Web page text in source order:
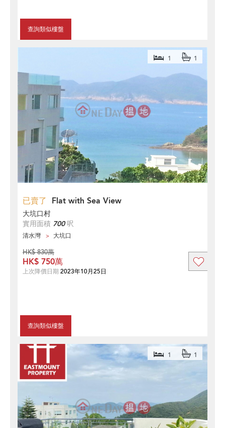
查詢類似樓盤
已賣了 Flat with Sea View
1 1
大坑口村
實用面積 700呎
清水灣 大坑口
查詢類似樓盤
HK$ 830萬
HK$ 750萬
上次降價日期 2023年10月25日
1 1